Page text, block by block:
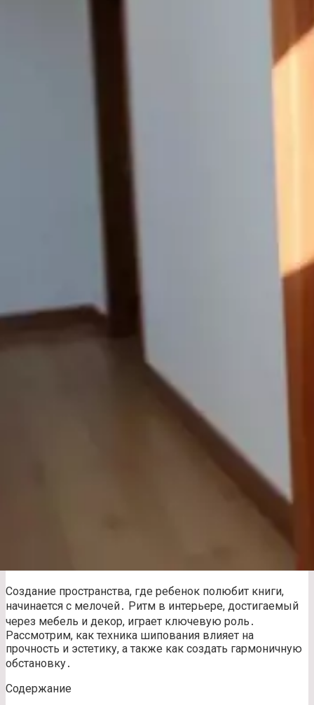
Создание пространства, где ребенок полюбит книги,
начинается с мелочей․ Ритм в интерьере, достигаемый
через мебель и декор, играет ключевую роль․
Рассмотрим, как техника шипования влияет на
прочность и эстетику, а также как создать гармоничную
обстановку․
Содержание